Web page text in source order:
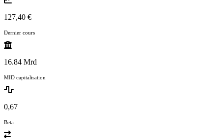
127,40 €
Dernier cours
16.84 Mrd
MID capitalisation
0,67
Beta